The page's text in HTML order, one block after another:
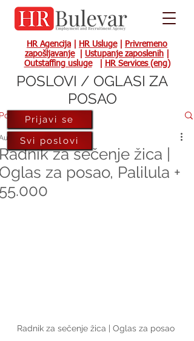
HR Agencija HR Usluge|
Privremeno
zapošljavanje| Ustupanje zaposlenih
Outstaffing usluge| HR Services (eng)
za sečenje žica |
za posao, Palilula +
7, 2023
Radnik za sečenje žica | Oglas za posao
Prijavi se
Svi poslovi
POSLOVI / OGLASI ZA
POSAO